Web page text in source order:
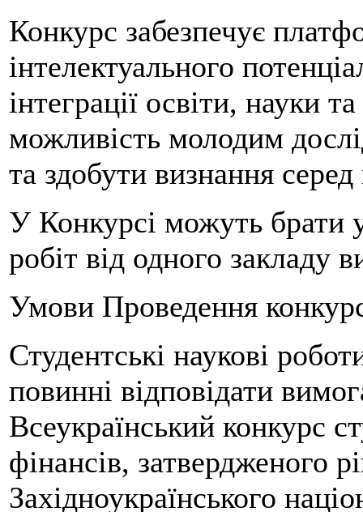
Конкурс забезпечує
інтелектуального
інтеграції освіти, науки
можливість молодим
та здобути визнання
У Конкурсі можуть брати
робіт від одного закладу
Умови Проведення
Студентські наукові
повинні відповідати
Всеукраїнський конкурс
фінансів, затвердженого
Західноукраїнського